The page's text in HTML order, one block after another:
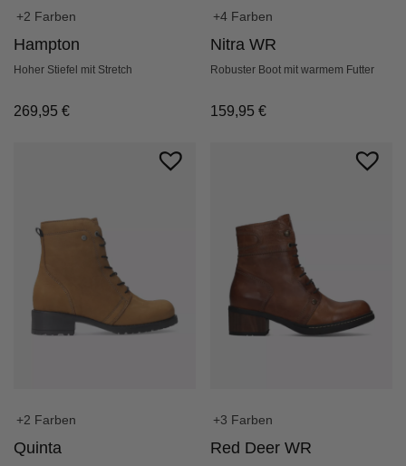
+2 Farben
Hampton
Hoher Stiefel mit Stretch
269,95 €
+4 Farben
Nitra WR
Robuster Boot mit warmem Futter
159,95€
+2 Farben
Quinta
+3 Farben
Red Deer WR